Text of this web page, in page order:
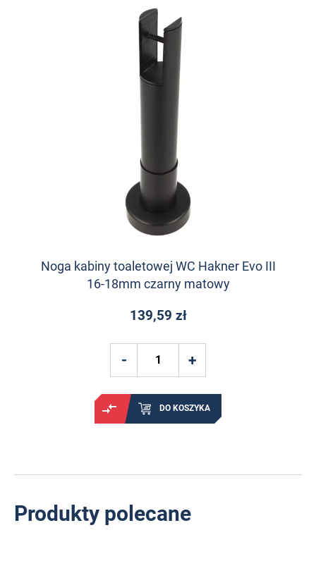
Noga kabiny toaletowej WC Hakner Evo III
16-18mm czarny matowy
139,59 zł
DO KOSZYKA
Produkty polecane